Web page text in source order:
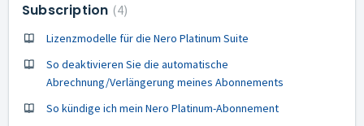
Subscription 4
Lizenzmodelle für die Nero Platinum Suite
So deaktivieren Sie die automatische
Abrechnung/Verlängerung meines Abonnements
So kündige ich mein Nero Platinum-Abonnement